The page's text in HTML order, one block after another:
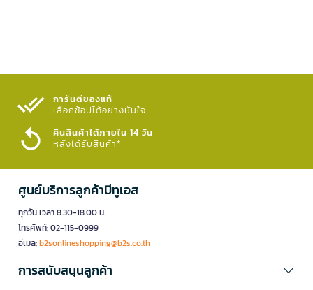
การันตีของแท้
เลือกช้อปได้อย่างมั่นใจ​
คืนสินค้าได้ภายใน 14 วัน
หลังได้รับสินค้า*
ศูนย์บริการลูกค้าบีทูเอส
ทุกวัน เวลา 8.30-18.00 น.
โทรศัพท์: 02-115-0999
อีเมล:b2sonlineshopping@b2s.co.th
การสนับสนุนลูกค้า